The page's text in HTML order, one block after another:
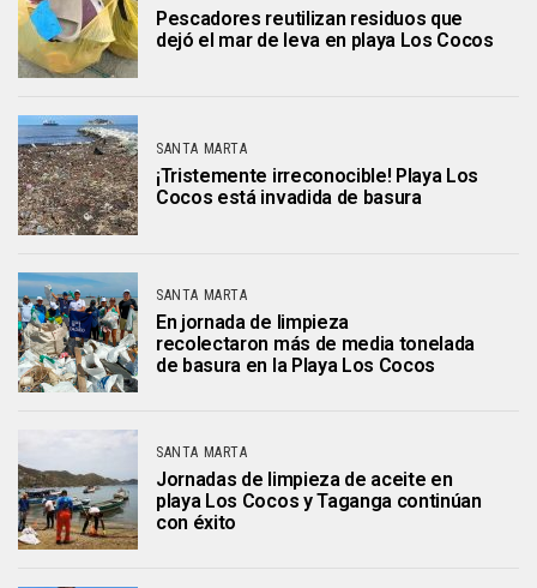
Pescadores reutilizan residuos que
dejó el mar de leva en playa Los Cocos
SANTA MARTA
¡Tristemente irreconocible! Playa Los
Cocos está invadida de basura
SANTA MARTA
En jornada de limpieza
recolectaron más de media tonelada
de basura en la Playa Los Cocos
SANTA MARTA
Jornadas de limpieza de aceite en
playa Los Cocos y Taganga continúan
con éxito